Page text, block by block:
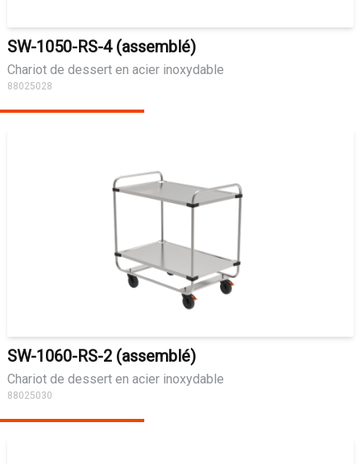
SW-1050-RS-4 (assemblé)
Chariot de dessert en acier inoxydable
88025028
SW-1060-RS-2 (assemblé)
Chariot de dessert en acier inoxydable
88025030